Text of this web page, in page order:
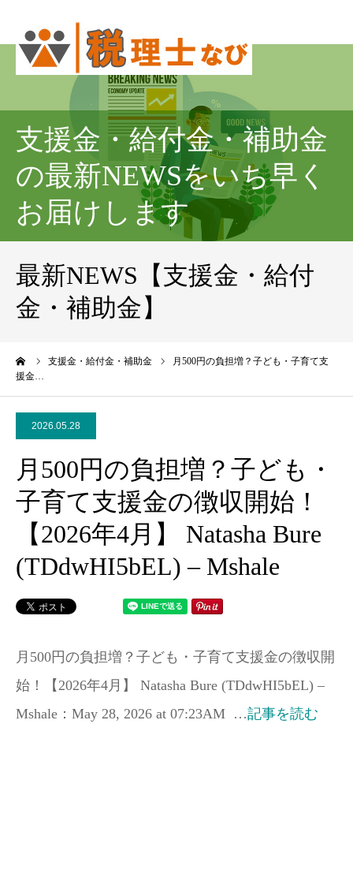
支援金・給付金・補助金
の最新NEWSをいち早く
お届けします
最新NEWS【支援金・給付
金・補助金】
支援金・給付金・補助金
月500円の負担増？子ども・子育て支
援金…
2026.05.28
月500円の負担増？子ども・
子育て支援金の徴収開始！
【2026年4月】 Natasha Bure
(TDdwHI5bEL) – Mshale
月500円の負担増？子ども・子育て支援金の徴収開
始！【2026年4月】 Natasha Bure (TDdwHI5bEL) –
Mshale：May 28, 2026 at 07:23AM …記事を読む